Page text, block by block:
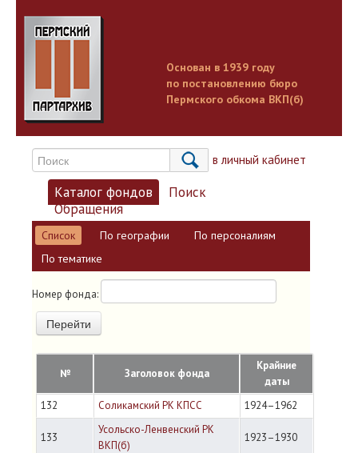
Основан в 1939 году
по постановлению бюро
Пермского обкома ВКП(б)
Вход в личный кабинет
Каталог фондов
Поиск
Обращения
Список По географии
По персоналиям
По тематике
Номер фонда:
Перейти
№ Заголовок фонда
Крайние
даты
132
Соликамский РК КПСС 1924–1962
133
Усольско-Ленвенский РК
ВКП(б)
1923–1930